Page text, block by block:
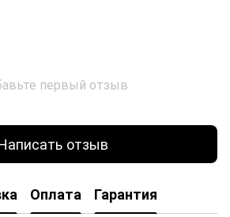
первый отзыв
отзыв
Оплата Гарантия